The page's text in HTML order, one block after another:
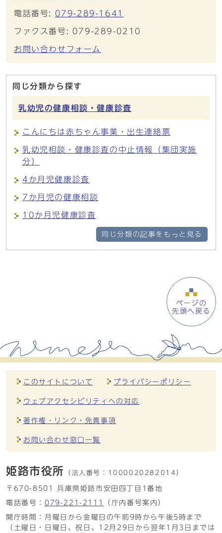
電話番号: 079-289-1641
ファクス番号: 079-289-0210
お問い合わせフォーム
同じ分類から探す
乳幼児の健康相談・健康診査
こんにちは赤ちゃん事業・出生連絡票
乳幼児相談・健康診査の中止情報（集団実施
分）
4か月児健康診査
7か月児の健康相談
10か月児健康診査
同じ分類の記事をもっと見る
ページの
先頭へ戻る
このサイトについて プライバシーポリシー
ウェブアクセシビリティへの対応
著作権・リンク・免責事項
お問い合わせ窓口一覧
姫路市役所 （法人番号： 1000020282014）
〒670-8501 兵庫県姫路市安田四丁目1番地
電話番号： 079-221-2111
（庁内番号案内）
開庁時間：月曜日から金曜日の午前9時から午後5時まで
（土曜日・日曜日、祝日、12月29日から翌年1月3日までは